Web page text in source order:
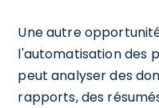
Une autre
l'automatisation des
peut analyser des
rapports, des